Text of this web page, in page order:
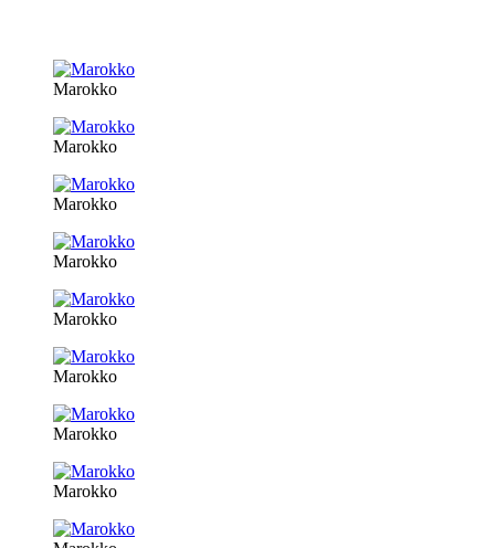
Marokko
Marokko
Marokko
Marokko
Marokko
Marokko
Marokko
Marokko